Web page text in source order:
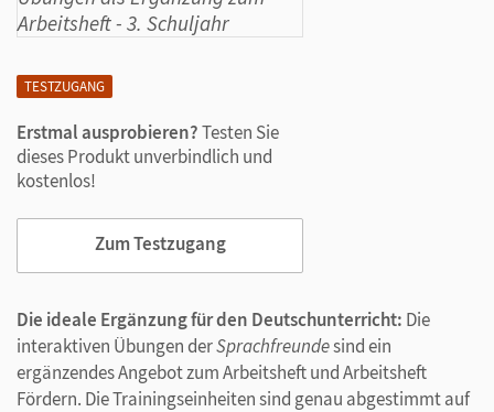
TESTZUGANG
Erstmal ausprobieren?Testen Sie
dieses Produkt unverbindlich und
kostenlos!
Zum Testzugang
Die ideale Ergänzung für den Deutschunterricht: Die
interaktiven Übungen derSprachfreundesind ein
ergänzendes Angebot zum Arbeitsheft und Arbeitsheft
Fördern. Die Trainingseinheiten sind genau abgestimmt auf